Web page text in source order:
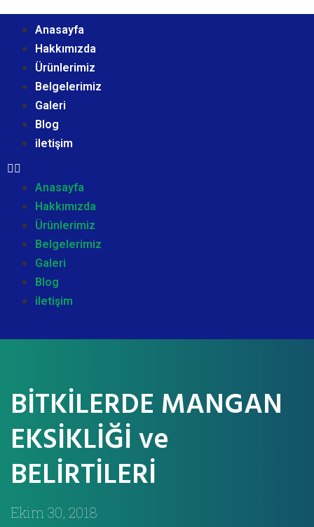
Anasayfa
Hakkımızda
Ürünlerimiz
Belgelerimiz
Galeri
Blog
iletişim
Anasayfa
Hakkımızda
Ürünlerimiz
Belgelerimiz
Galeri
Blog
iletişim
BİTKİLERDE MANGAN
EKSİKLİĞİ ve
BELİRTİLERİ
Ekim 30, 2018